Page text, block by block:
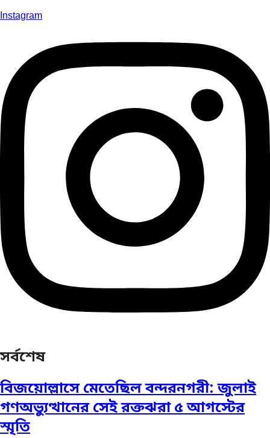
Instagram
সর্বশেষ
বিজয়োল্লাসে মেতেছিল বন্দরনগরী: জুলাই
গণঅভ্যুত্থানের সেই রক্তঝরা ৫ আগস্টের
স্মৃতি